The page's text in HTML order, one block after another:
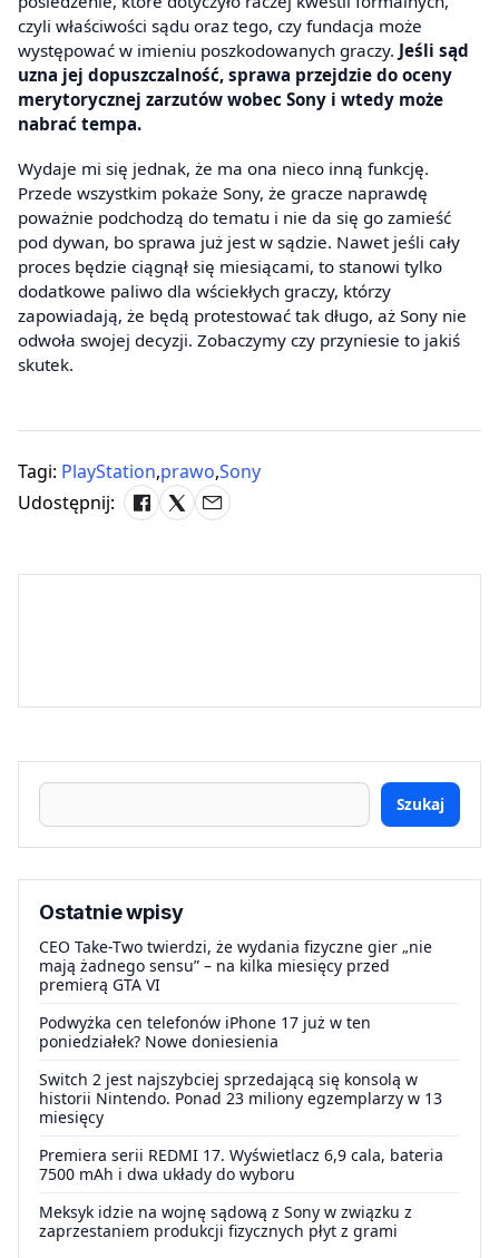
czyli właściwości sądu oraz tego, czy fundacja może
występować w imieniu poszkodowanych graczy. Jeśli sąd
uzna jej dopuszczalność, sprawa przejdzie do oceny
merytorycznej zarzutów wobec Sony i wtedy może
nabrać tempa.
Wydaje mi się jednak, że ma ona nieco inną funkcję.
Przede wszystkim pokaże Sony, że gracze naprawdę
poważnie podchodzą do tematu i nie da się go zamieść
pod dywan, bo sprawa już jest w sądzie. Nawet jeśli cały
proces będzie ciągnął się miesiącami, to stanowi tylko
dodatkowe paliwo dla wściekłych graczy, którzy
zapowiadają, że będą protestować tak długo, aż Sony nie
odwoła swojej decyzji. Zobaczymy czy przyniesie to jakiś
skutek.
Tagi: PlayStation,prawo,Sony
Udostępnij:
Szukaj
Ostatnie wpisy
CEO Take-Two twierdzi, że wydania fizyczne gier „nie
mają żadnego sensu” – na kilka miesięcy przed
premierą GTA VI
Podwyżka cen telefonów iPhone 17 już w ten
poniedziałek? Nowe doniesienia
Switch 2 jest najszybciej sprzedającą się konsolą w
historii Nintendo. Ponad 23 miliony egzemplarzy w 13
miesięcy
Premiera serii REDMI 17. Wyświetlacz 6,9 cala, bateria
7500 mAh i dwa układy do wyboru
Meksyk idzie na wojnę sądową z Sony w związku z
zaprzestaniem produkcji fizycznych płyt z grami